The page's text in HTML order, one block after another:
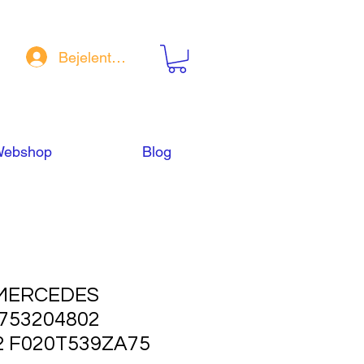
Bejelentkezés
Blog
F020T539ZA75